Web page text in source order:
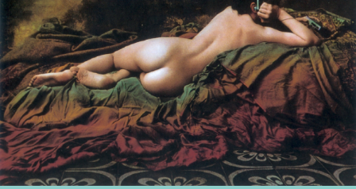
PALOTASÉTÁK ÉS VEZETÉSEK
KÖZÉRDEKŰ ADATOK